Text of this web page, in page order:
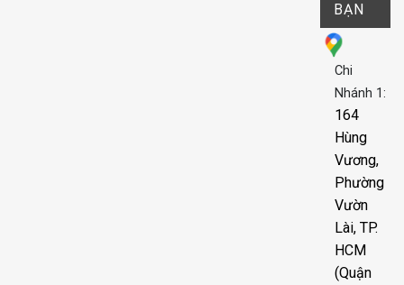
BẠN
Chi
Nhánh 1:
164
Hùng
Vương,
Phường
Vườn
Lài, TP.
HCM
(Quận